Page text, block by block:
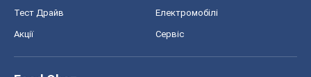
Тест Драйв Електромобілі
Акції Сервіс